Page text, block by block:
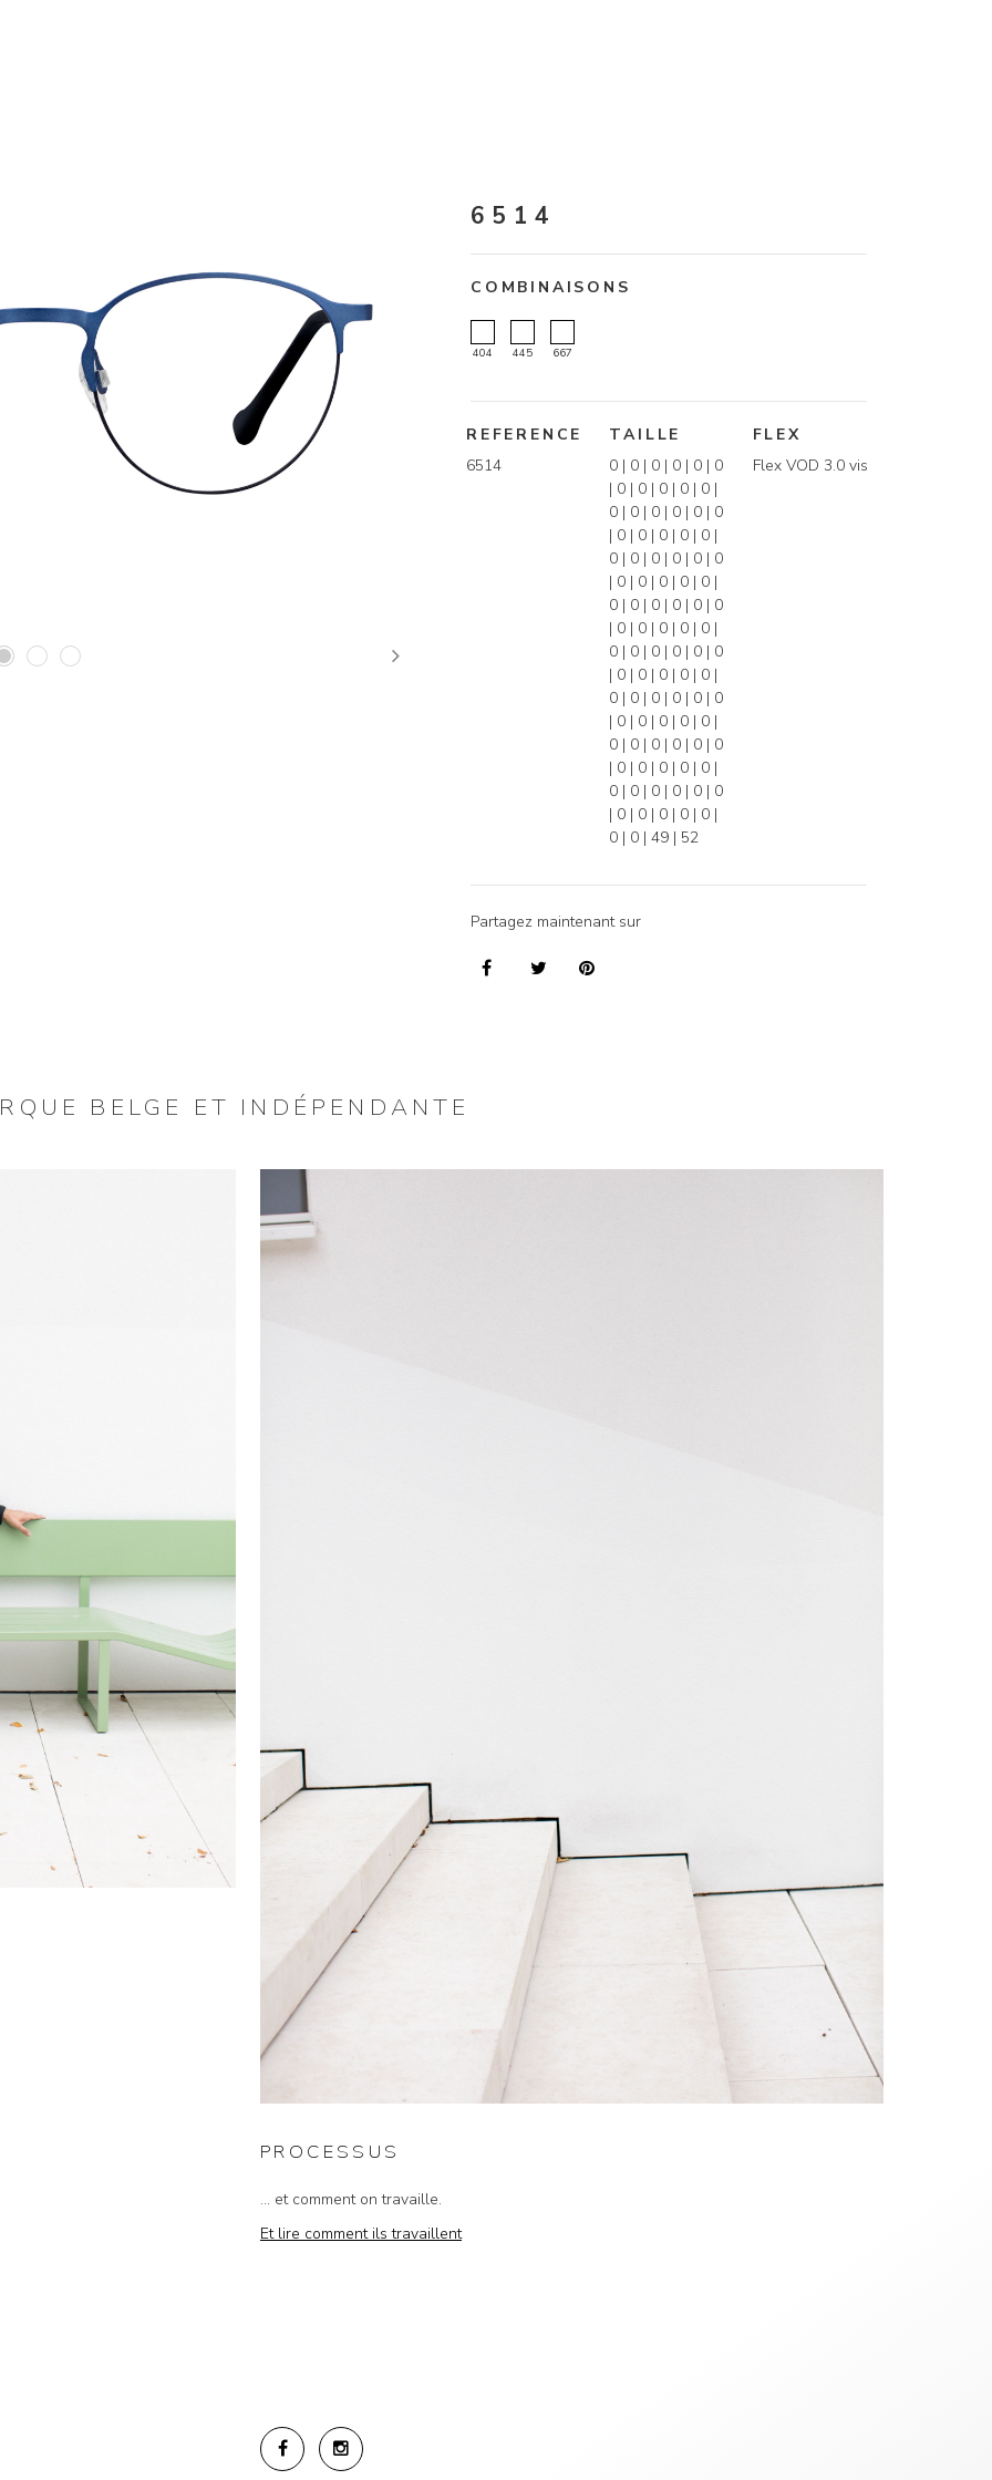
Next
6514
COMBINAISONS
404 445 667
REFERENCE
6514
TAILLE
0 | 0 | 0 | 0 | 0 | 0
| 0 | 0 | 0 | 0 | 0 |
0 | 0 | 0 | 0 | 0 | 0
| 0 | 0 | 0 | 0 | 0 |
0 | 0 | 0 | 0 | 0 | 0
| 0 | 0 | 0 | 0 | 0 |
0 | 0 | 0 | 0 | 0 | 0
| 0 | 0 | 0 | 0 | 0 |
0 | 0 | 0 | 0 | 0 | 0
| 0 | 0 | 0 | 0 | 0 |
0 | 0 | 0 | 0 | 0 | 0
| 0 | 0 | 0 | 0 | 0 |
0 | 0 | 0 | 0 | 0 | 0
| 0 | 0 | 0 | 0 | 0 |
0 | 0 | 0 | 0 | 0 | 0
| 0 | 0 | 0 | 0 | 0 |
0 | 0 | 49 | 52
FLEX
Flex VOD 3.0 vis
Partagez maintenant sur
BELGE ET INDÉPENDANTE
PROCESSUS
... et comment on travaille.
Et lire comment ils travaillent